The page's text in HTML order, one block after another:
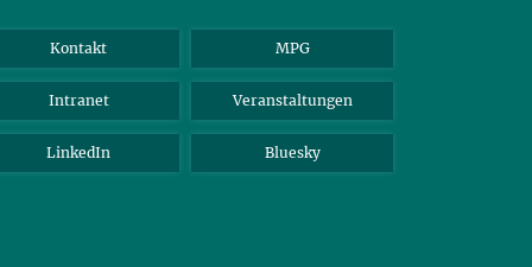
Kontakt MPG
Intranet Veranstaltungen
LinkedIn Bluesky